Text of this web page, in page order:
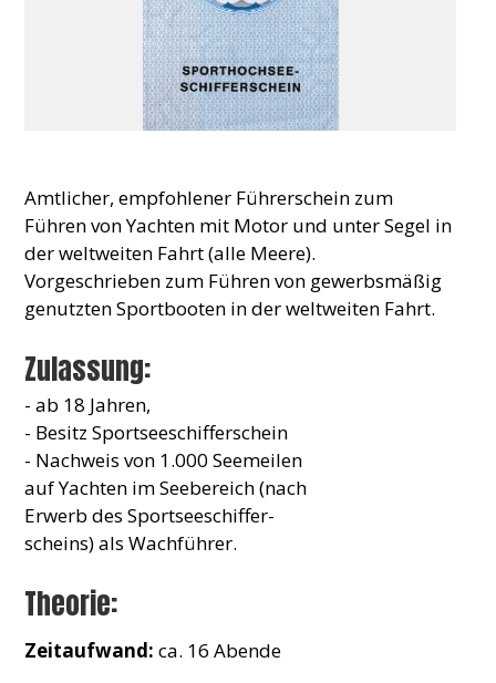
Amtlicher, empfohlener Führerschein zum
Führen von Yachten mit Motor und unter Segel in
der weltweiten Fahrt (alle Meere).
Vorgeschrieben zum Führen von gewerbsmäßig
genutzten Sportbooten in der weltweiten Fahrt.
Zulassung:
- ab 18 Jahren,
- Besitz Sportseeschifferschein
- Nachweis von 1.000 Seemeilen
auf Yachten im Seebereich (nach
Erwerb des Sportseeschiffer-
scheins) als Wachführer.
Theorie:
Zeitaufwand: ca. 16 Abende